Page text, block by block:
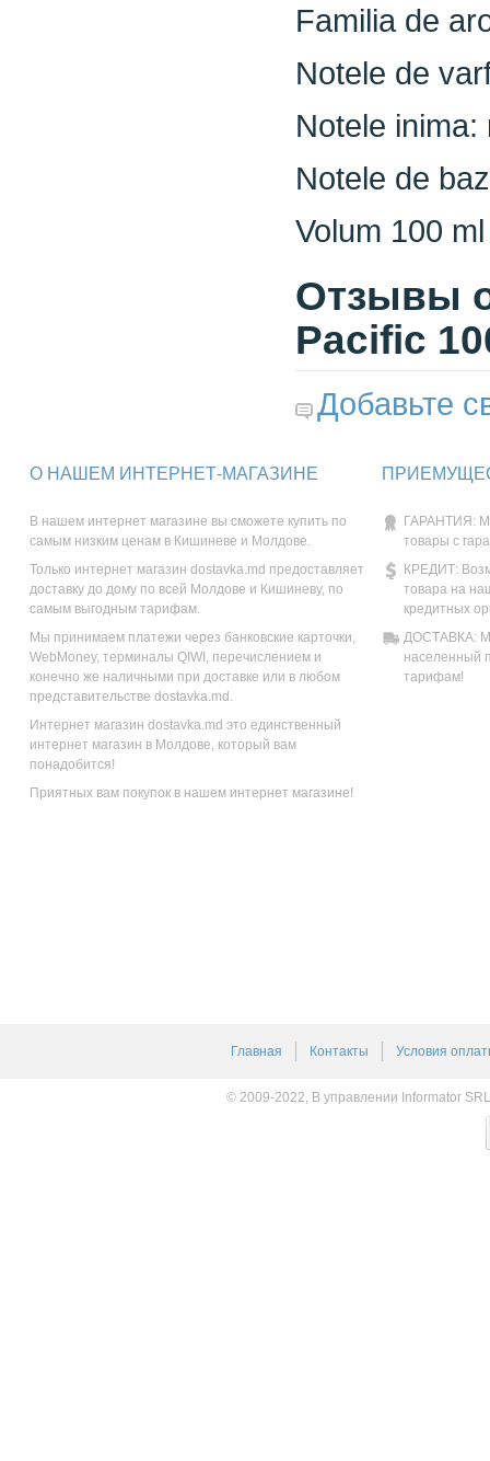
Familia de
Notele de
Notele
Notele de
Volum 100 ml
Отзывы
Pacific
Добавьте
О НАШЕМ ИНТЕРНЕТ-МАГАЗИНЕ
В нашем интернет магазине вы сможете купить по
самым низким ценам в Кишиневе и Молдове.
Только интернет магазин dostavka.md предоставляет
доставку до дому по всей Молдове и Кишиневу, по
самым выгодным тарифам.
Мы принимаем платежи через банковские карточки,
WebMoney, терминалы QIWI, перечислением и
конечно же наличными при доставке или в любом
представительстве dostavka.md.
Интернет магазин dostavka.md это единственный
интернет магазин в Молдове, который вам
понадобится!
Приятных вам покупок в нашем интернет магазине!
ГАРАНТИЯ:
товары с
КРЕДИТ:
товара на
кредитных
ДОСТАВКА:
населенный
тарифам!
Главная Контакты Условия
© 2009-2022, В управлении Informator SRL